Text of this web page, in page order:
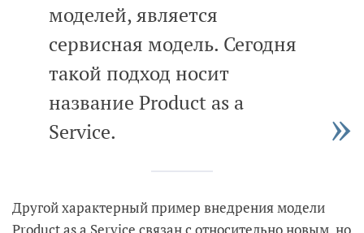
моделей, является
сервисная модель. Сегодня
такой подход носит
название Product as a
Service.
Другой характерный пример внедрения модели
Product as a Service связан с относительно новым, но